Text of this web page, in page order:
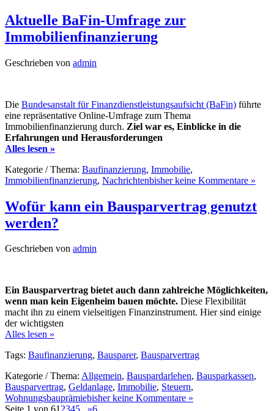
Aktuelle BaFin-Umfrage zur
Immobilienfinanzierung
Geschrieben von admin
Die Bundesanstalt für Finanzdienstleistungsaufsicht (BaFin) führte
eine repräsentative Online-Umfrage zum Thema
Immobilienfinanzierung durch. Ziel war es, Einblicke in die
Erfahrungen und Herausforderungen
Alles lesen »
Kategorie / Thema: Baufinanzierung, Immobilie,
Immobilienfinanzierung, Nachrichtenbisher keine Kommentare »
Wofür kann ein Bausparvertrag genutzt
werden?
Geschrieben von admin
Ein Bausparvertrag bietet auch dann zahlreiche Möglichkeiten,
wenn man kein Eigenheim bauen möchte. Diese Flexibilität
macht ihn zu einem vielseitigen Finanzinstrument. Hier sind einige
der wichtigsten
Alles lesen »
Tags: Baufinanzierung, Bausparer, Bausparvertrag
Kategorie / Thema: Allgemein, Bauspardarlehen, Bausparkassen,
Bausparvertrag, Geldanlage, Immobilie, Steuern,
Wohnungsbauprämiebisher keine Kommentare »